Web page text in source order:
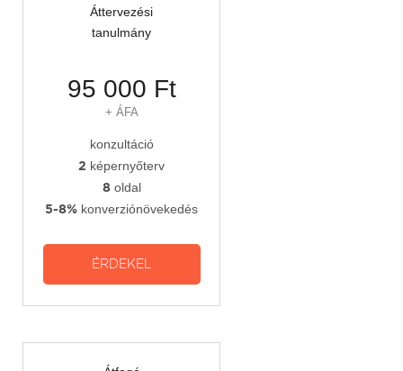
Áttervezési
tanulmány
95 000 Ft
+ ÁFA
konzultáció
2 képernyőterv
8 oldal
5-8% konverziónövekedés
Átfogó